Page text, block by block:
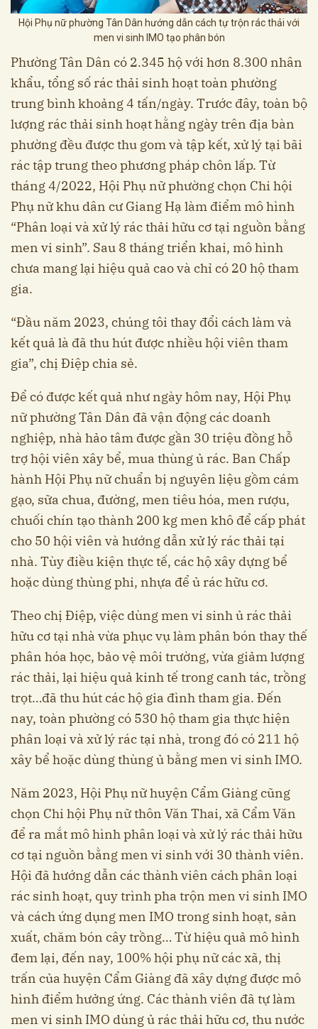
Hội Phụ nữ phường Tân Dân hướng dẫn cách tự trộn rác thải với
men vi sinh IMO tạo phân bón
Phường Tân Dân có 2.345 hộ với hơn 8.300 nhân
khẩu, tổng số rác thải sinh hoạt toàn phường
trung bình khoảng 4 tấn/ngày. Trước đây, toàn bộ
lượng rác thải sinh hoạt hằng ngày trên địa bàn
phường đều được thu gom và tập kết, xử lý tại bãi
rác tập trung theo phương pháp chôn lấp. Từ
tháng 4/2022, Hội Phụ nữ phường chọn Chi hội
Phụ nữ khu dân cư Giang Hạ làm điểm mô hình
“Phân loại và xử lý rác thải hữu cơ tại nguồn bằng
men vi sinh”. Sau 8 tháng triển khai, mô hình
chưa mang lại hiệu quả cao và chỉ có 20 hộ tham
gia.
“Đầu năm 2023, chúng tôi thay đổi cách làm và
kết quả là đã thu hút được nhiều hội viên tham
gia”, chị Điệp chia sẻ.
Để có được kết quả như ngày hôm nay, Hội Phụ
nữ phường Tân Dân đã vận động các doanh
nghiệp, nhà hảo tâm được gần 30 triệu đồng hỗ
trợ hội viên xây bể, mua thùng ủ rác. Ban Chấp
hành Hội Phụ nữ chuẩn bị nguyên liệu gồm cám
gạo, sữa chua, đường, men tiêu hóa, men rượu,
chuối chín tạo thành 200 kg men khô để cấp phát
cho 50 hội viên và hướng dẫn xử lý rác thải tại
nhà. Tùy điều kiện thực tế, các hộ xây dựng bể
hoặc dùng thùng phi, nhựa để ủ rác hữu cơ.
Theo chị Điệp, việc dùng men vi sinh ủ rác thải
hữu cơ tại nhà vừa phục vụ làm phân bón thay thế
phân hóa học, bảo vệ môi trường, vừa giảm lượng
rác thải, lại hiệu quả kinh tế trong canh tác, trồng
trọt…đã thu hút các hộ gia đình tham gia. Đến
nay, toàn phường có 530 hộ tham gia thực hiện
phân loại và xử lý rác tại nhà, trong đó có 211 hộ
xây bể hoặc dùng thùng ủ bằng men vi sinh IMO.
Năm 2023, Hội Phụ nữ huyện Cẩm Giàng cũng
chọn Chi hội Phụ nữ thôn Văn Thai, xã Cẩm Văn
để ra mắt mô hình phân loại và xử lý rác thải hữu
cơ tại nguồn bằng men vi sinh với 30 thành viên.
Hội đã hướng dẫn các thành viên cách phân loại
rác sinh hoạt, quy trình pha trộn men vi sinh IMO
và cách ứng dụng men IMO trong sinh hoạt, sản
xuất, chăm bón cây trồng… Từ hiệu quả mô hình
đem lại, đến nay, 100% hội phụ nữ các xã, thị
trấn của huyện Cẩm Giàng đã xây dựng được mô
hình điểm hưởng ứng. Các thành viên đã tự làm
men vi sinh IMO dùng ủ rác thải hữu cơ, thu nước